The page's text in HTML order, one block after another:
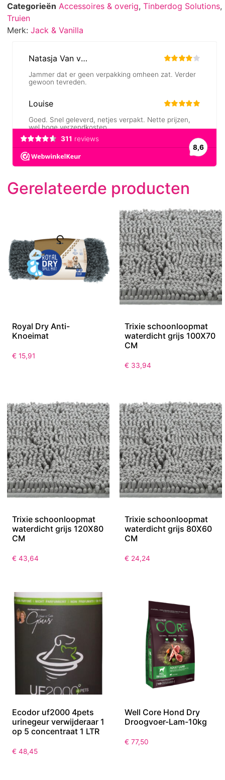
Categorieën Accessoires & overig, Tinberdog Solutions,
Truien
Merk: Jack & Vanilla
Gerelateerde producten
Royal Dry Anti-
Knoeimat
€ 15,91
Trixie schoonloopmat
waterdicht grijs 100X70
CM
€ 33,94
Trixie schoonloopmat
waterdicht grijs 120X80
CM
€ 43,64
Trixie schoonloopmat
waterdicht grijs 80X60
CM
€ 24,24
Ecodor uf2000 4pets
urinegeur verwijderaar 1
op 5 concentraat 1 LTR
€ 48,45
Well Core Hond Dry
Droogvoer-Lam-10kg
€ 77,50